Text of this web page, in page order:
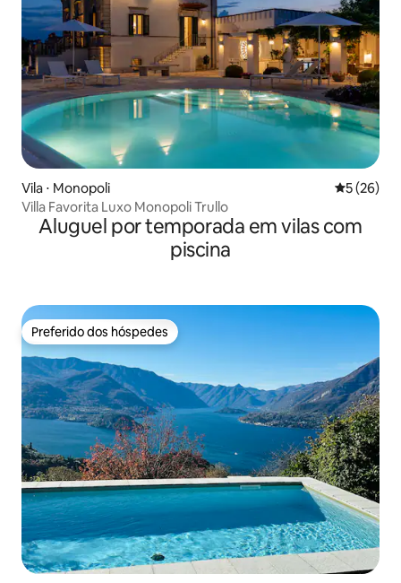
Vila ⋅ Monopoli 5 de uma
5 (26)
Villa Favorita Luxo Monopoli Trullo
Aluguel por temporada em vilas com
piscina
Preferido dos hóspedes
Preferido dos hóspedes